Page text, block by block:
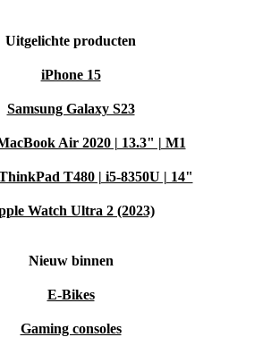
Uitgelichte producten
iPhone 15
Samsung Galaxy S23
Air 2020 | 13.3" | M1
T480 | i5-8350U | 14"
Watch Ultra 2 (2023)
Nieuw binnen
E-Bikes
Gaming consoles